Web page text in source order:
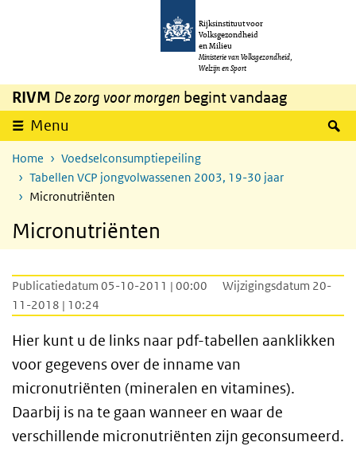
Overslaan en naar de inhoud gaan
Rijksinstituut voor
Volksgezondheid
en Milieu
Ministerie van Volksgezondheid,
Welzijn en Sport
RIVM De zorg voor morgen begint vandaag
Menu
Home
Voedselconsumptiepeiling
Tabellen VCP jongvolwassenen 2003, 19-30 jaar
Micronutriënten
Micronutriënten
Publicatiedatum 05-10-2011 | 00:00
Wijzigingsdatum 20-
11-2018 | 10:24
Hier kunt u de links naar pdf-tabellen aanklikken
voor gegevens over de inname van
micronutriënten (mineralen en vitamines).
Daarbij is na te gaan wanneer en waar de
verschillende micronutriënten zijn geconsumeerd.